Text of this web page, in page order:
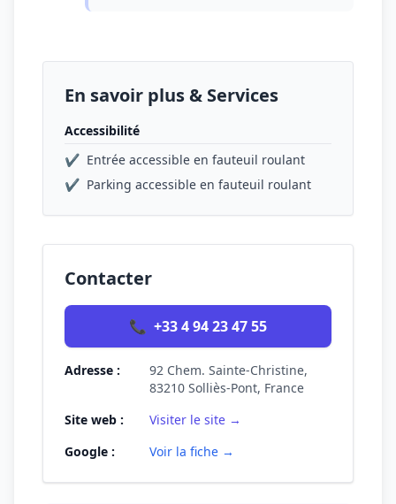
En savoir plus & Services
Accessibilité
✔ Entrée accessible en fauteuil roulant
✔ Parking accessible en fauteuil roulant
Contacter
📞 +33 4 94 23 47 55
Adresse :
92 Chem. Sainte-Christine,
83210 Solliès-Pont, France
Site web :
Visiter le site →
Google :
Voir la fiche →